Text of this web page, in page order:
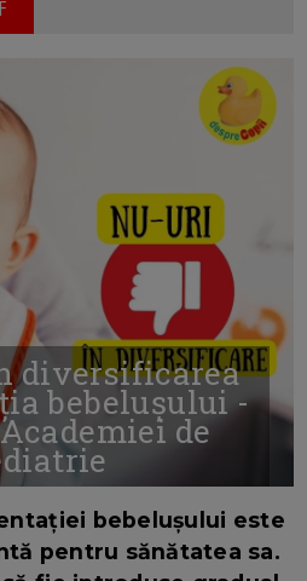
diversificarea
bebelușului -
de
bebelușului este
pentru sănătatea sa.